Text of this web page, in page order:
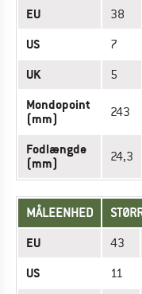
EU 38
US 7
UK 5
Mondopoint
(mm)
243
Fodlængde
(mm)
24,3
MÅLEENHED
EU 43
US 11